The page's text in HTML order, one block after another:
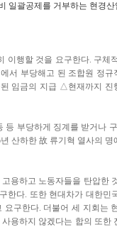
일괄공제를 거부하는 현경산
이행할 것을 요구한다. 구체
서 부당해고 된 조합원 정규
임금의 지급 △현재까지 진
등 부당하게 징계를 받거나
산하한 故 류기혁 열사의 명
용하고 노동자들을 탄압한
한다. 또한 현대차가 대한민
구한다. 더불어 세 지회는
용하지 않겠다는 합의 또한